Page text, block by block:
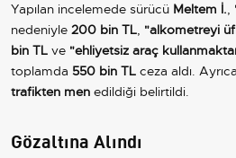
Yapılan incelemede sürücü Meltem İ.,
nedeniyle 200 bin TL, "alkometreyi
bin TL ve "ehliyetsiz araç
toplamda 550 bin TL ceza aldı.
trafikten men edildiği belirtildi.
Gözaltına Alındı